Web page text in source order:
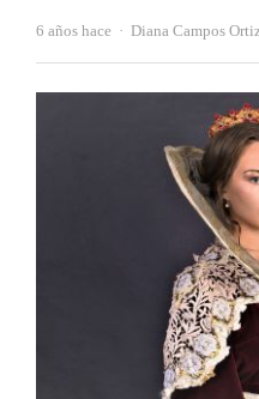
6 años hace Autor
Diana Campos